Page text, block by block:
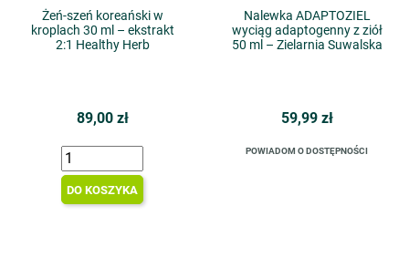
Żeń-szeń koreański w
kroplach 30 ml – ekstrakt
2:1 Healthy Herb
89,00 zł
DO KOSZYKA
Nalewka ADAPTOZIEL
wyciąg adaptogenny z ziół
50 ml – Zielarnia Suwalska
59,99 zł
POWIADOM O DOSTĘPNOŚCI